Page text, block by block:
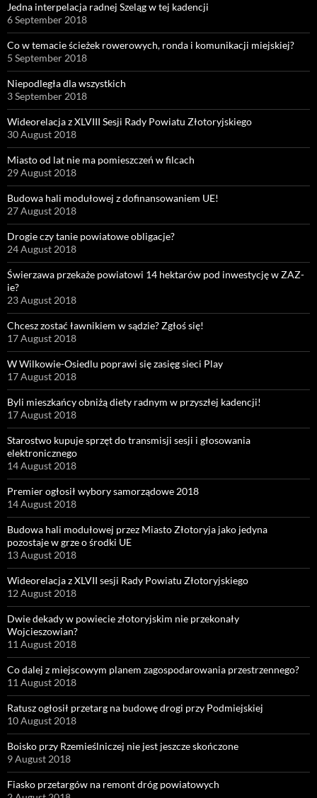
Jedna interpelacja radnej Szeląg w tej kadencji
6 September 2018
Co w temacie ścieżek rowerowych, ronda i komunikacji miejskiej?
5 September 2018
Niepodległa dla wszystkich
3 September 2018
Wideorelacja z XLVIII Sesji Rady Powiatu Złotoryjskiego
30 August 2018
Miasto od lat nie ma pomieszczeń w filcach
29 August 2018
Budowa hali modułowej z dofinansowaniem UE!
27 August 2018
Drogie czy tanie powiatowe obligacje?
24 August 2018
Świerzawa przekaże powiatowi 14 hektarów pod inwestycję w ZAZ-
ie?
23 August 2018
Chcesz zostać ławnikiem w sądzie? Zgłoś się!
17 August 2018
W Wilkowie-Osiedlu poprawi się zasięg sieci Play
17 August 2018
Byli mieszkańcy obniżą diety radnym w przyszłej kadencji!
17 August 2018
Starostwo kupuje sprzęt do transmisji sesji i głosowania
elektronicznego
14 August 2018
Premier ogłosił wybory samorządowe 2018
14 August 2018
Budowa hali modułowej przez Miasto Złotoryja jako jedyna
pozostaje w grze o środki UE
13 August 2018
Wideorelacja z XLVII sesji Rady Powiatu Złotoryjskiego
12 August 2018
Dwie dekady w powiecie złotoryjskim nie przekonały
Wojcieszowian?
11 August 2018
Co dalej z miejscowym planem zagospodarowania przestrzennego?
11 August 2018
Ratusz ogłosił przetarg na budowę drogi przy Podmiejskiej
10 August 2018
Boisko przy Rzemieślniczej nie jest jeszcze skończone
9 August 2018
Fiasko przetargów na remont dróg powiatowych